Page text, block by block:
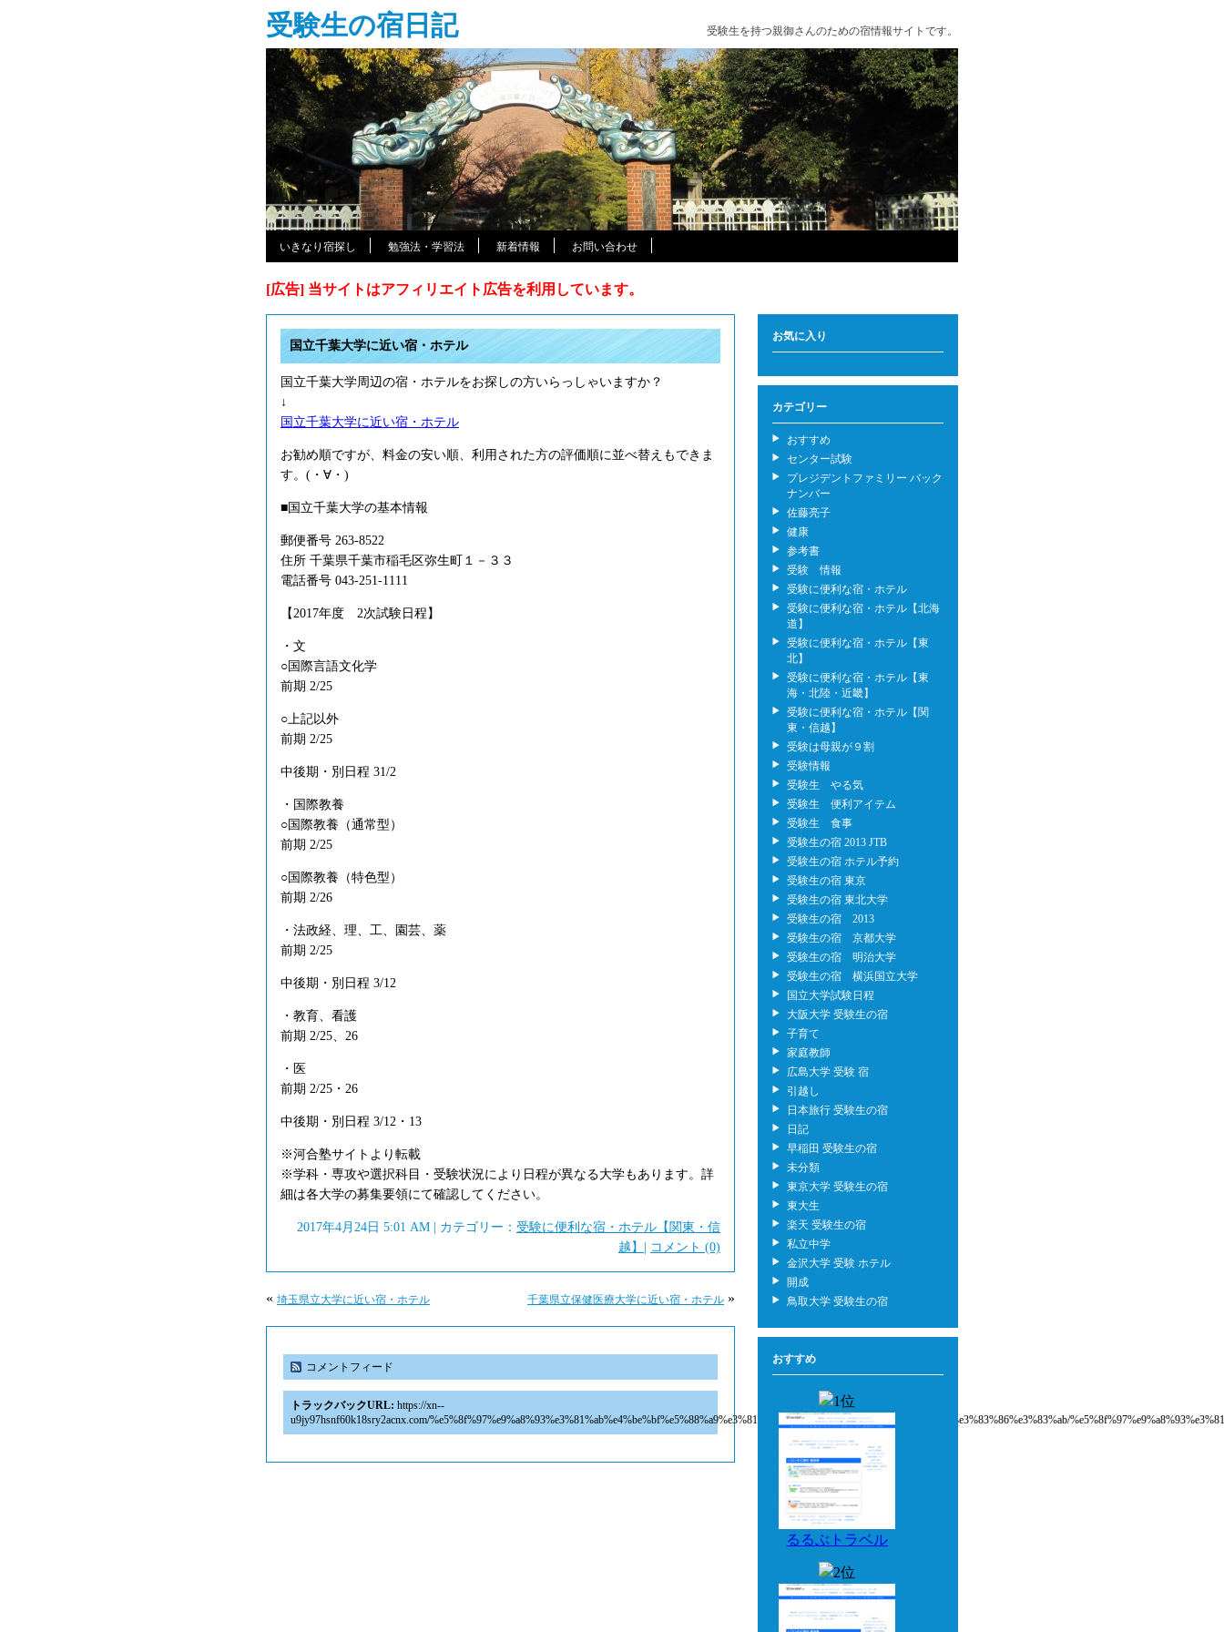
受験生の宿日記 受験生を持つ親御さんのための宿情報サイトです。
いきなり宿探し 勉強法・学習法 新着情報 お問い合わせ
[広告] 当サイトはアフィリエイト広告を利用しています。
国立千葉大学に近い宿・ホテル
国立千葉大学周辺の宿・ホテルをお探しの方いらっしゃいますか？
↓
国立千葉大学に近い宿・ホテル
お勧め順ですが、料金の安い順、利用された方の評価順に並べ替えもできま
す。(・∀・)
■国立千葉大学の基本情報
郵便番号 263-8522
住所 千葉県千葉市稲毛区弥生町１－３３
電話番号 043-251-1111
【2017年度 2次試験日程】
・文
○国際言語文化学
前期 2/25
○上記以外
前期 2/25
中後期・別日程 31/2
・国際教養
○国際教養（通常型）
前期 2/25
○国際教養（特色型）
前期 2/26
・法政経、理、工、園芸、薬
前期 2/25
中後期・別日程 3/12
・教育、看護
前期 2/25、26
・医
前期 2/25・26
中後期・別日程 3/12・13
※河合塾サイトより転載
※学科・専攻や選択科目・受験状況により日程が異なる大学もあります。詳
細は各大学の募集要領にて確認してください。
2017年4月24日 5:01 AM | カテゴリー： 受験に便利な宿・ホテル【関東・信
越】
コメント (0)
« 埼玉県立大学に近い宿・ホテル 千葉県立保健医療大学に近い宿・ホテル »
コメントフィード
トラックバックURL: https://xn--
u9jy97hsnf60k18sry2acnx.com/%e5%8f%97%e9%a8%93%e3%81%ab%e4%be%bf%e5%88%a9%e3%81%aa%e5%ae%bf%e3%83%bb%e3%83%9b%e3%83%86%e3%83%ab/
お気に入り
カテゴリー
おすすめ
センター試験
プレジデントファミリー バック
ナンバー
佐藤亮子
健康
参考書
受験 情報
受験に便利な宿・ホテル
受験に便利な宿・ホテル【北海
道】
受験に便利な宿・ホテル【東
北】
受験に便利な宿・ホテル【東
海・北陸・近畿】
受験に便利な宿・ホテル【関
東・信越】
受験は母親が９割
受験情報
受験生 やる気
受験生 便利アイテム
受験生 食事
受験生の宿 2013 JTB
受験生の宿 ホテル予約
受験生の宿 東京
受験生の宿 東北大学
受験生の宿 2013
受験生の宿 京都大学
受験生の宿 明治大学
受験生の宿 横浜国立大学
国立大学試験日程
大阪大学 受験生の宿
子育て
家庭教師
広島大学 受験 宿
引越し
日本旅行 受験生の宿
日記
早稲田 受験生の宿
未分類
東京大学 受験生の宿
東大生
楽天 受験生の宿
私立中学
金沢大学 受験 ホテル
開成
鳥取大学 受験生の宿
おすすめ
るるぶトラベル